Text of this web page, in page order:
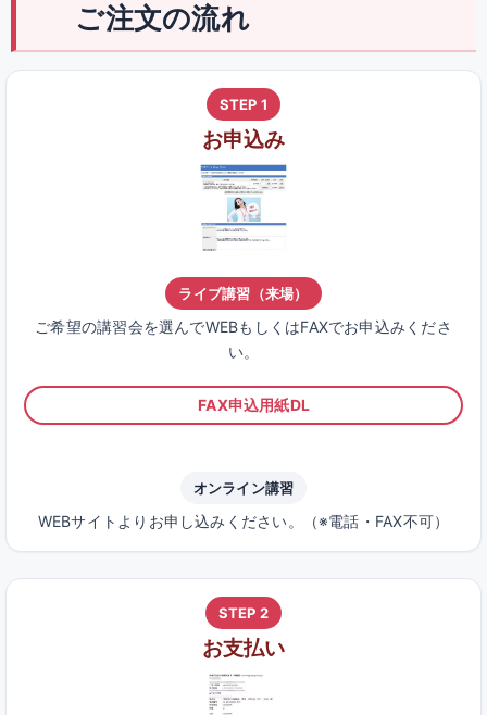
ご注文の流れ
STEP 1
お申込み
ライブ講習（来場）
ご希望の講習会を選んでWEBもしくはFAXでお申込みくださ
い。
FAX申込用紙DL
オンライン講習
WEBサイトよりお申し込みください。（※電話・FAX不可）
STEP 2
お支払い